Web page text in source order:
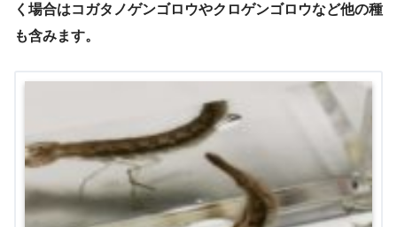
く場合はコガタノゲンゴロウやクロゲンゴロウなど他の種
も含みます。